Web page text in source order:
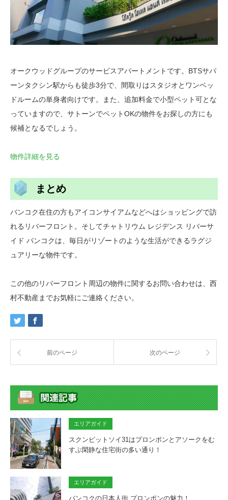
オークウッドグループのサービスアパートメントです。BTSサパ
ーンタクシン駅からも徒歩3分で、間取りはスタジオとワンベッ
ドルームの単身者向けです。また、追加料金で小型ペット可とな
っていますので、サトーンでペットOKの物件をお探しの方にも
候補となるでしょう。
物件詳細を見る
まとめ
バンコク在住の方もアイコンサイアムなどへはショッピングで訪
れるリバーフロント。そしてチャトリウム レジデンス リバーサ
イド バンコクは、毎日がリゾートのような生活ができるラグジ
ュアリーな物件です。
この他のリバーフロント周辺の物件に関するお問い合わせは、西
村不動産までお気軽にご連絡ください。
前のページ 次のページ
エリアガイド
スクンビットソイ31はプロンポンとアソークをむ
すぶ閑静な住宅街の多い通り！
エリアガイド
バンコクの日本人街 プロンポンの魅力！